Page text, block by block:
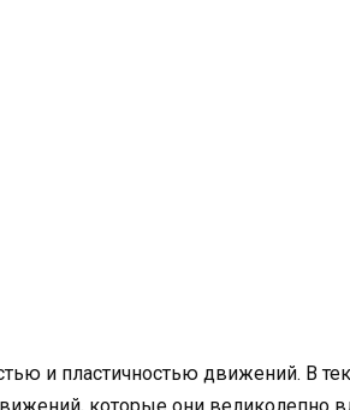
и пластичностью движений. В
которые они великолепно